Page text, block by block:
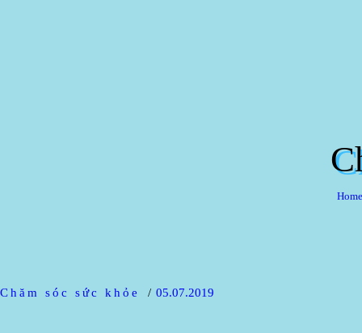
Đối
Tin
Chăm sóc sức khỏe 05.07.2019